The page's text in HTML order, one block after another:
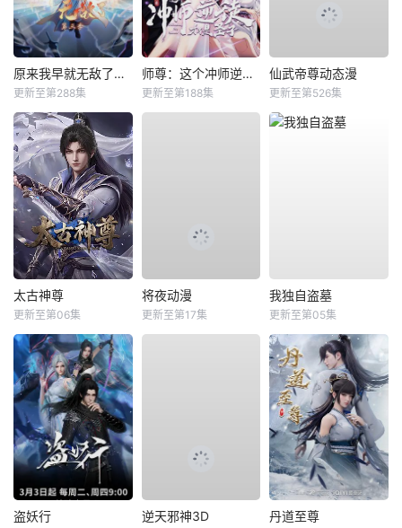
原来我早就无敌了动态漫
更新至第288集
师尊：这个冲师逆徒才不是圣子动态漫
更新至第188集
仙武帝尊动态漫
更新至第526集
太古神尊
更新至第06集
将夜动漫
更新至第17集
我独自盗墓
更新至第05集
盗妖行 逆天邪神3D 丹道至尊